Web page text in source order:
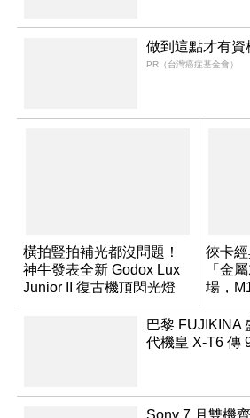
做到這點才有資
PR（台灣癌症基金會）
橫拍豎拍補光都沒問題！
神牛發表全新 Godox Lux
Junior II 復古機頂閃光燈
徠卡
「金
場，
領銜
巴黎 FUJIKINA
代機皇 X-T6 傳